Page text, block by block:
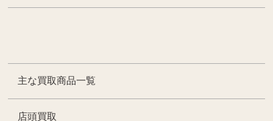
主な買取商品一覧
店頭買取